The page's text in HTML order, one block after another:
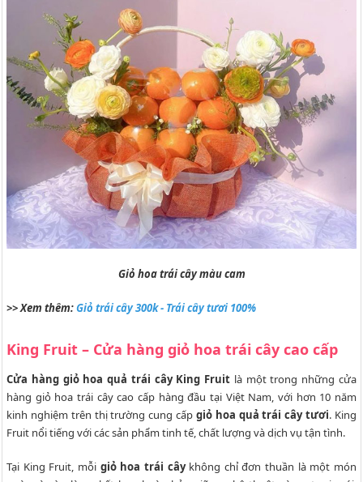
Giỏ hoa trái cây màu cam
>> Xem thêm:Giỏ trái cây 300k - Trái cây tươi 100%
King Fruit – Cửa hàng giỏ hoa trái cây cao cấp
Cửa hàng giỏ hoa quả trái cây King Fruit là một trong những cửa
hàng giỏ hoa trái cây cao cấp hàng đầu tại Việt Nam, với hơn 10 năm
kinh nghiệm trên thị trường cung cấp giỏ hoa quả trái cây tươi. King
Fruit nổi tiếng với các sản phẩm tinh tế, chất lượng và dịch vụ tận tình.
Tại King Fruit, mỗi giỏ hoa trái câykhông chỉ đơn thuần là một món